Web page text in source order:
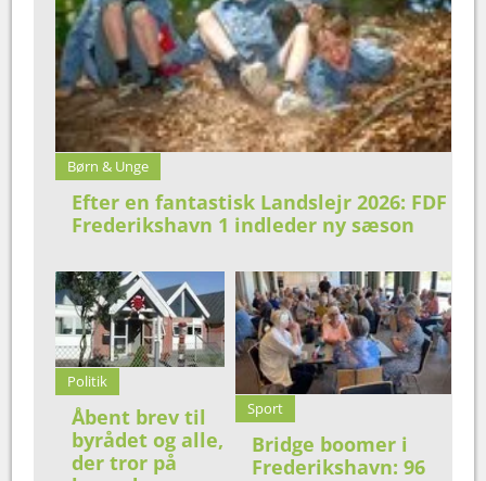
Børn & Unge
Efter en fantastisk Landslejr 2026: FDF
Frederikshavn 1 indleder ny sæson
Politik
Åbent brev til
byrådet og alle,
der tror på
Sport
Bridge boomer i
Frederikshavn: 96